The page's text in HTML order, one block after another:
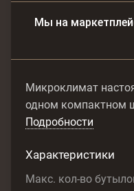
Мы на
Микроклимат
одном компактном
Подробности
Характеристики
Макс. кол-во